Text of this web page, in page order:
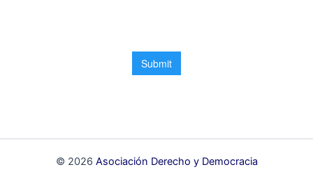
© 2026 Asociación Derecho y Democracia